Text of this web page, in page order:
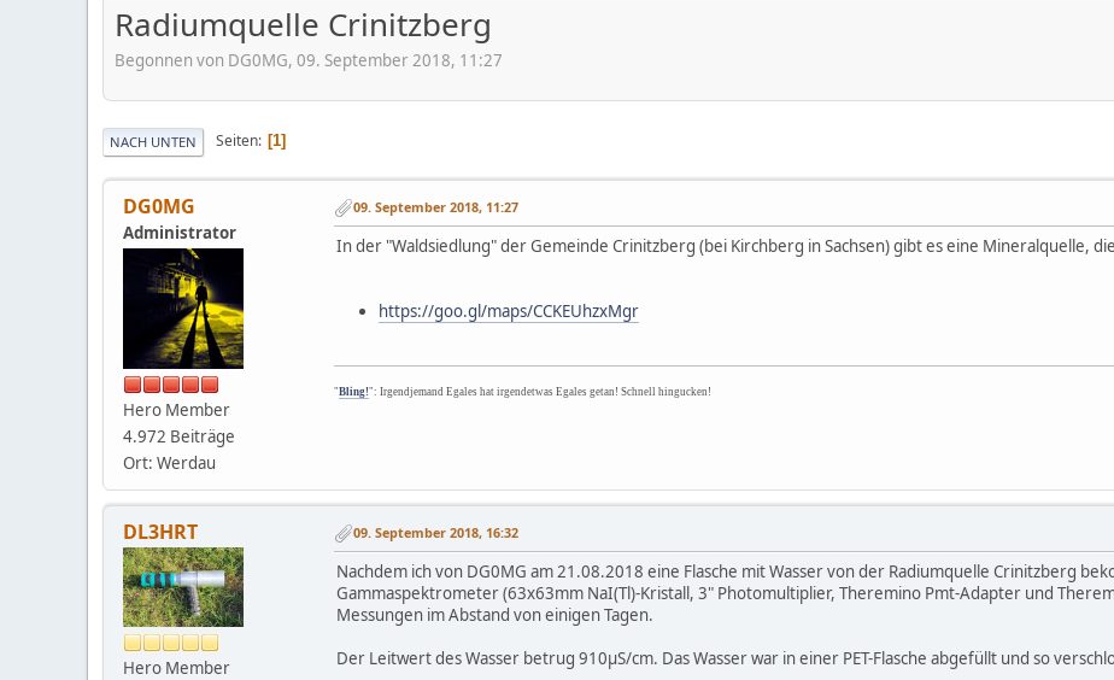
Radiumquelle Crinitzberg
Begonnen von DG0MG, 09. September 2018, 11:27
NACH UNTEN Seiten 1
DG0MG
Administrator
Hero Member
4.972 Beiträge
Ort: Werdau
09. September 2018, 11:27
In der "Waldsiedlung" der Gemeinde Crinitzberg (bei Kirchberg in Sachsen) gibt es eine Mineralquelle,
https://goo.gl/maps/CCKEUhzxMgr
"Bling!": Irgendjemand Egales hat irgendetwas Egales getan! Schnell hingucken!
DL3HRT
Hero Member
09. September 2018, 16:32
Nachdem ich von DG0MG am 21.08.2018 eine Flasche mit Wasser von der Radiumquelle Crinitzberg
Gammaspektrometer (63x63mm NaI(Tl)-Kristall, 3" Photomultiplier, Theremino Pmt-Adapter und
Messungen im Abstand von einigen Tagen.
Der Leitwert des Wasser betrug 910µS/cm. Das Wasser war in einer PET-Flasche abgefüllt und so